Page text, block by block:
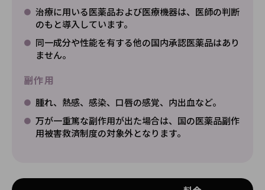
治療に用いる医薬品および医療機器は、医師の判断
のもと導入しています。
同一成分や性能を有する他の国内承認医薬品はあり
ません。
副作用
腫れ、熱感、感染、口唇の感覚、内出血など。
万が一重篤な副作用が出た場合は、国の医薬品副作
用被害救済制度の対象外となります。